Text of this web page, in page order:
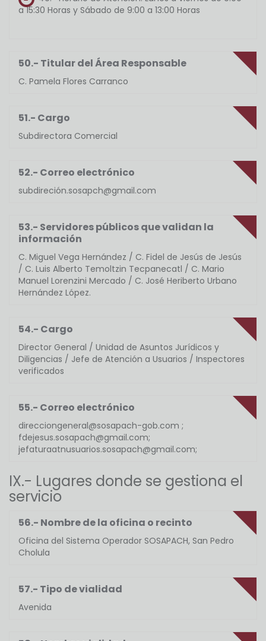
a 15:30 Horas y Sábado de 9:00 a 13:00 Horas
50.- Titular del Área Responsable
C. Pamela Flores Carranco
51.- Cargo
Subdirectora Comercial
52.- Correo electrónico
subdireción.sosapch@gmail.com
53.- Servidores públicos que validan la
información
C. Miguel Vega Hernández / C. Fidel de Jesús de Jesús
/ C. Luis Alberto Temoltzin Tecpanecatl / C. Mario
Manuel Lorenzini Mercado / C. José Heriberto Urbano
Hernández López.
54.- Cargo
Director General / Unidad de Asuntos Jurídicos y
Diligencias / Jefe de Atención a Usuarios / Inspectores
verificados
55.- Correo electrónico
direcciongeneral@sosapach-gob.com ;
fdejesus.sosapach@gmail.com;
jefaturaatnusuarios.sosapach@gmail.com;
IX.- Lugares donde se gestiona el
servicio
56.- Nombre de la oficina o recinto
Oficina del Sistema Operador SOSAPACH, San Pedro
Cholula
57.- Tipo de vialidad
Avenida